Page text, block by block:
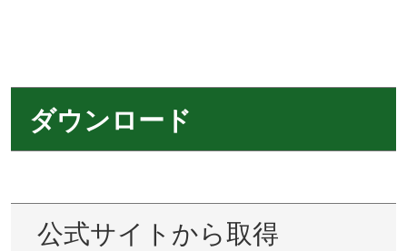
ダウンロード
公式サイトから取得